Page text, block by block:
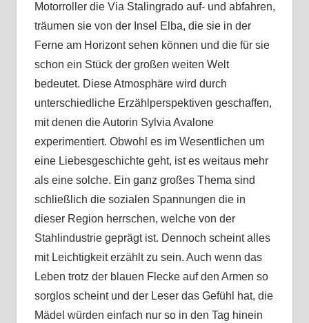
Motorroller die Via Stalingrado auf- und abfahren,
träumen sie von der Insel Elba, die sie in der
Ferne am Horizont sehen können und die für sie
schon ein Stück der großen weiten Welt
bedeutet. Diese Atmosphäre wird durch
unterschiedliche Erzählperspektiven geschaffen,
mit denen die Autorin Sylvia Avalone
experimentiert. Obwohl es im Wesentlichen um
eine Liebesgeschichte geht, ist es weitaus mehr
als eine solche. Ein ganz großes Thema sind
schließlich die sozialen Spannungen die in
dieser Region herrschen, welche von der
Stahlindustrie geprägt ist. Dennoch scheint alles
mit Leichtigkeit erzählt zu sein. Auch wenn das
Leben trotz der blauen Flecke auf den Armen so
sorglos scheint und der Leser das Gefühl hat, die
Mädel würden einfach nur so in den Tag hinein